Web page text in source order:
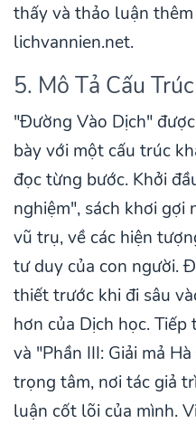
thấy và thảo luận
lichvannien.net.
5. Mô Tả Cấu
"Đường Vào Dịch"
bày với một cấu trúc
đọc từng bước. Khởi
nghiệm", sách khơi
vũ trụ, về các hiện
tư duy của con người.
thiết trước khi đi sâu
hơn của Dịch học. Tiếp
và "Phần III: Giải mả
trọng tâm, nơi tác giả
luận cốt lõi của mình.